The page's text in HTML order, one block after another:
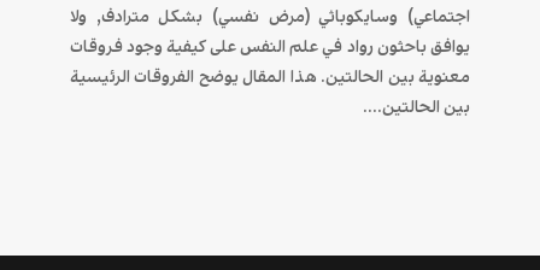
اجتماعي) وسايكوباثي (مرض نفسي) بشكل مترادف, ولا
يوافق باحثون رواد في علم النفس على كيفية وجود فروقات
معنوية بين الحالتين. هذا المقال يوضح الفروقات الرئيسية
بين الحالتين....